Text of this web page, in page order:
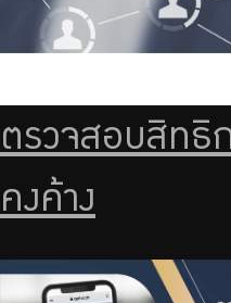
ลงทุน
รายงานผลการดำเนินงาน
จัดซื้อจัดจ้าง
ร่วมงานกับเรา
ตรวจสอบสิทธิ
คงค้าง